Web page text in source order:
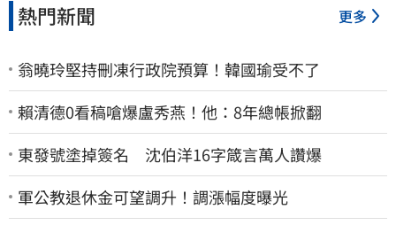
熱門新聞 更多
翁曉玲堅持刪凍行政院預算！韓國瑜受不了
賴清德0看稿嗆爆盧秀燕！他：8年總帳掀翻
東發號塗掉簽名 沈伯洋16字箴言萬人讚爆
軍公教退休金可望調升！調漲幅度曝光